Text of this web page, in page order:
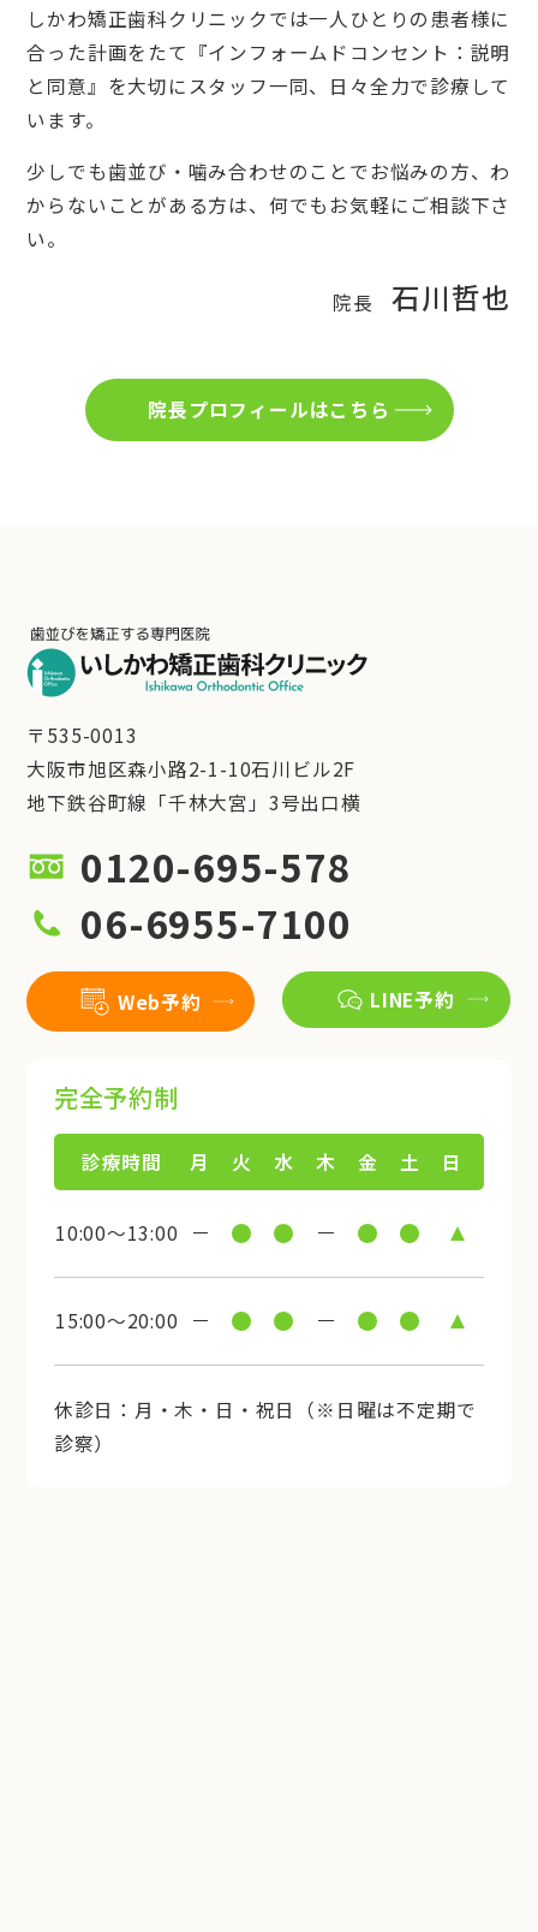
しかわ矯正歯科クリニックでは一人ひとりの患者様に
合った計画をたて『インフォームドコンセント：説明
と同意』を大切にスタッフ一同、日々全力で診療して
います。
少しでも歯並び・噛み合わせのことでお悩みの方、わ
からないことがある方は、何でもお気軽にご相談下さ
い。
院長 石川哲也
院長プロフィールはこちら
〒535-0013
大阪市旭区森小路2-1-10石川ビル2F
地下鉄谷町線「千林大宮」3号出口横
0120-695-578
06-6955-7100
Web予約 LINE予約
完全予約制
診療時間 月 火 水 木 金 土 日
10:00～13:00
15:00～20:00
休診日：月・木・日・祝日（※日曜は不定期で
診察）